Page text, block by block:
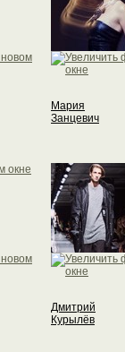
Мария
Занцевич
Дмитрий
Курылёв